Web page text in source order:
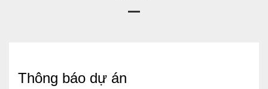
Hồ sơ năng lực
Tin tức cổ đông
Thông báo dự án